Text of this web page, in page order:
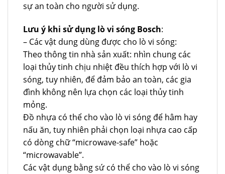
sự an toàn cho người sử dụng.
Lưu ý khi sử dụng lò vi sóng Bosch:
– Các vật dung dùng được cho lò vi sóng:
Theo thông tin nhà sản xuất: nhìn chung các
loại thủy tinh chịu nhiệt đều thích hợp với lò vi
sóng, tuy nhiên, để đảm bảo an toàn, các gia
đình không nên lựa chọn các loại thủy tinh
mỏng.
Đồ nhựa có thể cho vào lò vi sóng để hâm hay
nấu ăn, tuy nhiên phải chọn loại nhựa cao cấp
có dòng chữ “microwave-safe” hoặc
“microwavable”.
Các vật dụng bằng sứ có thể cho vào lò vi sóng